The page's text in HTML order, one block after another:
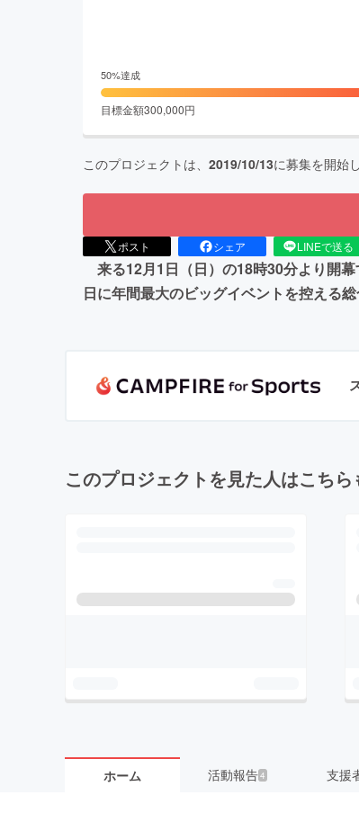
50%達成
目標金額300,000円
このプロジェクトは、 2019/10/13に募集を開始
ポスト シェア LINEで送る
来る12月1日（日）の18時30分より開
日に年間最大のビッグイベントを控える
このプロジェクトを見た人はこち
ホーム 活動報告4 支援